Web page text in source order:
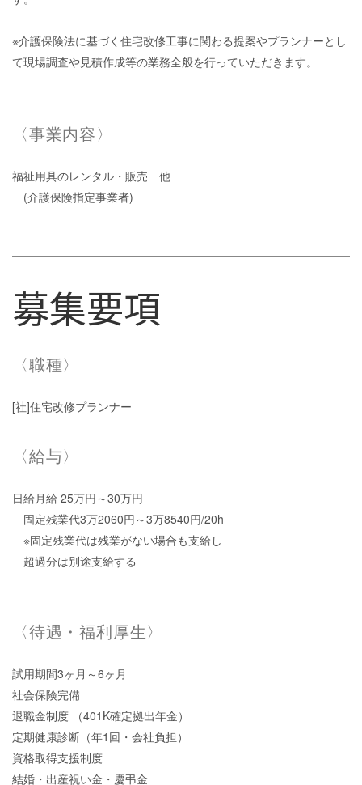
※介護保険法に基づく住宅改修工事に関わる提案やプランナーとし
て現場調査や見積作成等の業務全般を行っていただきます。
〈事業内容〉
福祉用具のレンタル・販売 他
(介護保険指定事業者)
募集要項
〈職種〉
[社]住宅改修プランナー
〈給与〉
日給月給 25万円～30万円
固定残業代3万2060円～3万8540円/20h
※固定残業代は残業がない場合も支給し
超過分は別途支給する
〈待遇・福利厚生〉
試用期間3ヶ月～6ヶ月
社会保険完備
退職金制度 （401K確定拠出年金）
定期健康診断（年1回・会社負担）
資格取得支援制度
結婚・出産祝い金・慶弔金